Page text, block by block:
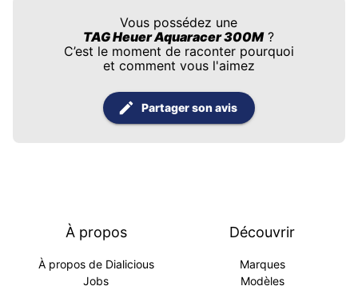
Vous possédez une
TAG Heuer Aquaracer 300M?
C’est le moment de raconter pourquoi
et comment vous l'aimez
Partager son avis
À propos
À propos de Dialicious
Jobs
Découvrir
Marques
Modèles